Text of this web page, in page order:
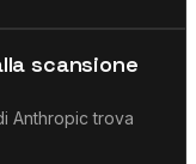
scansione
Anthropic trova